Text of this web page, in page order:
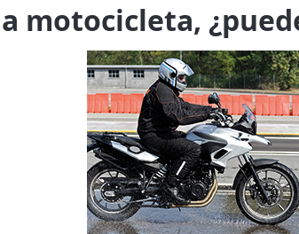
motocicleta,